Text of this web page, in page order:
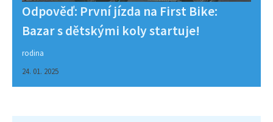
Odpověď: První jízda na First Bike:
Bazar s dětskými koly startuje!
rodina
24. 01. 2025